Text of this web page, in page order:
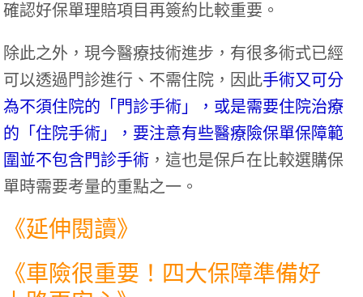
確認好保單理賠項目再簽約比較重要。
除此之外，現今醫療技術進步，有很多術式已經
可以透過門診進行、不需住院，因此手術又可分
為不須住院的「門診手術」，或是需要住院治療
的「住院手術」，要注意有些醫療險保單保障範
圍並不包含門診手術 ，這也是保戶在比較選購保
單時需要考量的重點之一。
《延伸閱讀》
《車險很重要！四大保障準備好